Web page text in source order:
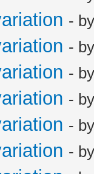
-
-
-
-
-
-